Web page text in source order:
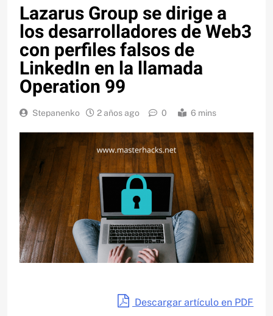
Lazarus Group se dirige a
los desarrolladores de Web3
con perfiles falsos de
LinkedIn en la llamada
Operation 99
Stepanenko 2 años ago 0 6 mins
Descargar artículo en PDF